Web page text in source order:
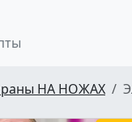
НА НОЖАХ